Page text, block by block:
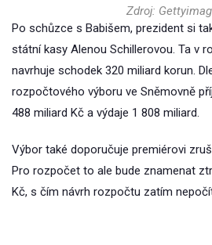
Zdroj:
Po schůzce s Babišem, prezident si
státní kasy Alenou Schillerovou. Ta v
navrhuje schodek 320 miliard korun.
rozpočtového výboru ve Sněmovně
488 miliard Kč a výdaje 1 808 miliard.
Výbor také doporučuje premiérovi
Pro rozpočet to ale bude znamenat
Kč, s čím návrh rozpočtu zatím